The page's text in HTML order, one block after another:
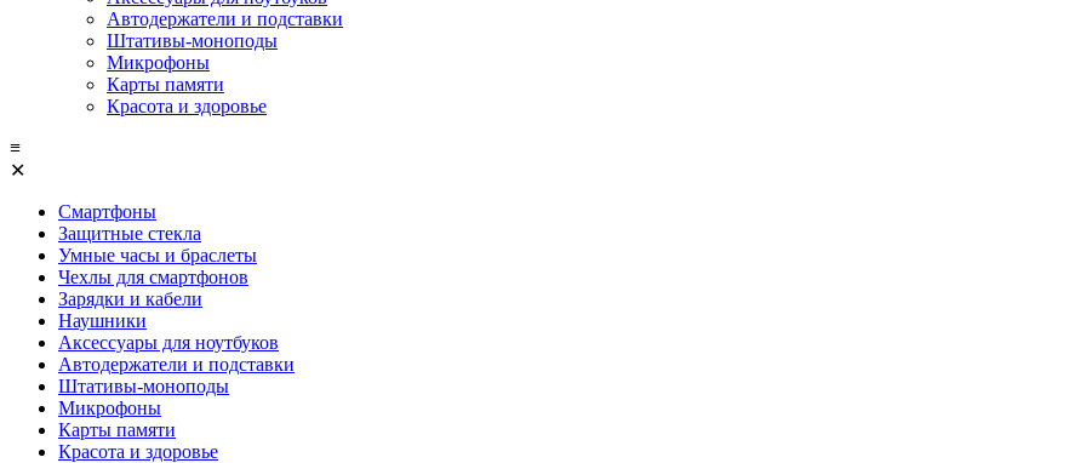
Автодержатели и подставки
Штативы-моноподы
Микрофоны
Карты памяти
Красота и здоровье
≡
✕
Смартфоны
Защитные стекла
Умные часы и браслеты
Чехлы для смартфонов
Зарядки и кабели
Наушники
Аксессуары для ноутбуков
Автодержатели и подставки
Штативы-моноподы
Микрофоны
Карты памяти
Красота и здоровье